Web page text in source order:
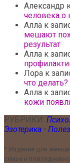
Александр
человека о
Алла к
мешают
результат
Алла к
Лора к
что делать?
Алла к
кожи
РУБРИКИ:
Эзотерика •
• Издание для
семье и